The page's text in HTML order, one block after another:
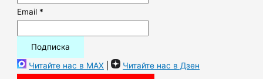
Email *
Читайте нас в MAX | Читайте нас в Дзен